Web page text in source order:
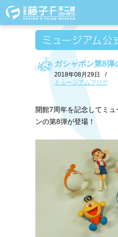
ガシャポン第8弾
2018年08月29日
/
ミュージアムブログ
開館7周年を記念してミ
ンの第8弾が登場！